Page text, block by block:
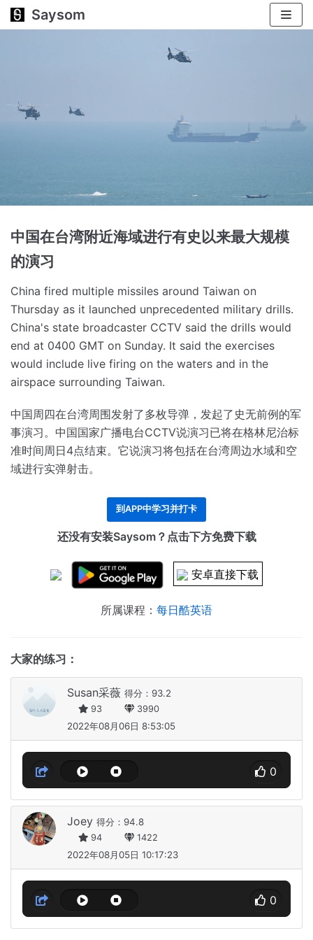
跳
Saysom
中国在台湾附近海域进行有史以来最大规模
的演习
China fired multiple missiles around Taiwan on
Thursday as it launched unprecedented military drills.
China's state broadcaster CCTV said the drills would
end at 0400 GMT on Sunday. It said the exercises
would include live firing on the waters and in the
airspace surrounding Taiwan.
中国周四在台湾周围发射了多枚导弹，发起了史无前例的军
事演习。 中国国家广播电台CCTV说演习已将在格林尼治标
准时间周日4点结束。 它说演习将包括在台湾周边水域和空
域进行实弹射击。
到APP中学习并打卡
还没有安装Saysom？点击下方免费下载
安卓直接下载
所属课程： 每日酷英语
大家的练习：
Susan采薇 得分：93.2
93 3990
2022年08月06日 8:53:05
0
Joey 得分：94.8
94 1422
2022年08月05日 10:17:23
0